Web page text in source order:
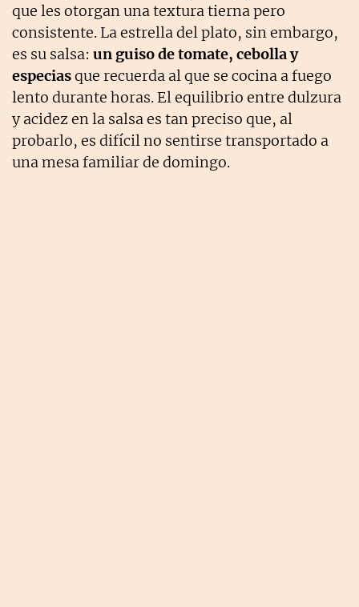
que les otorgan una textura tierna pero
consistente. La estrella del plato, sin embargo,
es su salsa: un guiso de tomate, cebolla y
especiasque recuerda al que se cocina a fuego
lento durante horas. El equilibrio entre dulzura
y acidez en la salsa es tan preciso que, al
probarlo, es difícil no sentirse transportado a
una mesa familiar de domingo.